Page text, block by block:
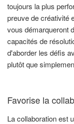
toujours la plus
preuve de créativité
vous démarqueront
capacités de
d'aborder les défis
plutôt que
Favorise la
La collaboration est